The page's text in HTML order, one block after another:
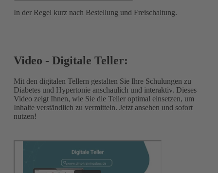
In der Regel kurz nach Bestellung und Freischaltung.
Video - Digitale Teller:
Mit den digitalen Tellern gestalten Sie Ihre Schulungen zu
Diabetes und Hypertonie anschaulich und interaktiv. Dieses
Video zeigt Ihnen, wie Sie die Teller optimal einsetzen, um
Inhalte verständlich zu vermitteln. Jetzt ansehen und sofort
nutzen!